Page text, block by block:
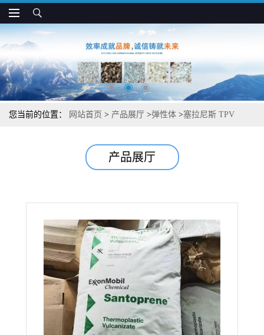
您当前的位置： 网站首页 > 产品展厅 >弹性体 >塞拉尼斯 TPV
产品展厅